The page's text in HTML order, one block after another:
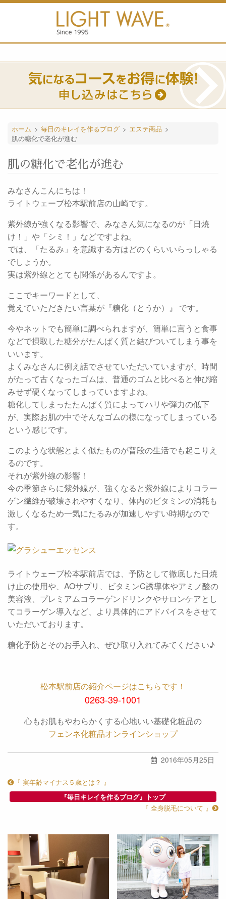
ホーム > 毎日のキレイを作るブログ > エステ商品 >
肌の糖化で老化が進む
肌の糖化で老化が進む
みなさんこんにちは！
ライトウェーブ松本駅前店の山崎です。
紫外線が強くなる影響で、みなさん気になるのが「日焼
け！」や「シミ！」などですよね。
では、「たるみ」を意識する方はどのくらいいらっしゃる
でしょうか。
実は紫外線ととても関係があるんですよ。
ここでキーワードとして、
覚えていただきたい言葉が『糖化（とうか）』 です。
今やネットでも簡単に調べられますが、簡単に言うと食事
などで摂取した糖分がたんぱく質と結びついてしまう事を
いいます。
よくみなさんに例え話でさせていただいていますが、時間
がたって古くなったゴムは、普通のゴムと比べると伸び縮
みせず硬くなってしまっていますよね。
糖化してしまったたんぱく質によってハリや弾力の低下
が、実際お肌の中でそんなゴムの様になってしまっている
という感じです。
このような状態とよく似たものが普段の生活でも起こりえ
るのです。
それが紫外線の影響！
今の季節さらに紫外線が、強くなると紫外線によりコラー
ゲン繊維が破壊されやすくなり、体内のビタミンの消耗も
激しくなるため一気にたるみが加速しやすい時期なので
す。
ライトウェーブ松本駅前店では、予防として徹底した日焼
け止の使用や、AOサプリ、ビタミンC誘導体やアミノ酸の
美容液、プレミアムコラーゲンドリンクやサロンケアとし
てコラーゲン導入など、より具体的にアドバイスをさせて
いただいております。
糖化予防とそのお手入れ、ぜひ取り入れてみてください♪
松本駅前店の紹介ページはこちらです！
0263-39-1001
心もお肌もやわらかくする心地いい基礎化粧品の
フェンネ化粧品オンラインショップ
2016年05月25日
『 実年齢マイナス５歳とは？ 』
『毎日キレイを作るブログ』トップ
『 全身脱毛について 』